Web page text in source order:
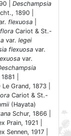
| Deschampsia
1890 |
flexuosa
Cariot & St.-
var. legei
flexuosa var.
var.
|
Le Grand, 1873 |
Cariot & St.-
(Hayata)
Schur, 1866 |
Prain, 1921 |
Sennen, 1917 |